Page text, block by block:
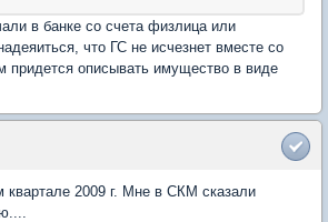
в банке со счета физлица или
что ГС не исчезнет вместе со
придется описывать имущество в виде
квартале 2009 г. Мне в СКМ сказали